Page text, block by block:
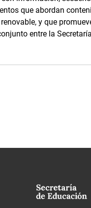
que abordan
y que
entre la